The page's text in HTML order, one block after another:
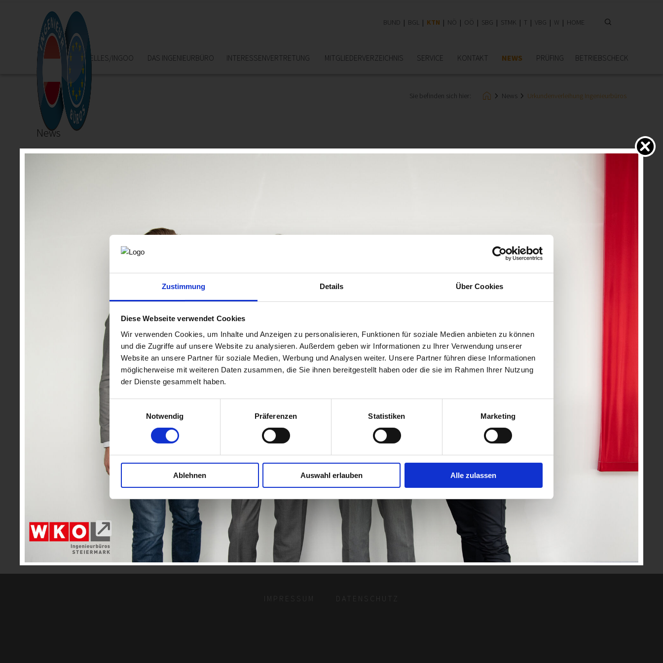
Zustimmung Details Über Cookies
Diese Webseite verwendet Cookies
Wir verwenden Cookies, um Inhalte und Anzeigen zu personalisieren, Funktionen für soziale Medien anbieten zu können
und die Zugriffe auf unsere Website zu analysieren. Außerdem geben wir Informationen zu Ihrer Verwendung unserer
Website an unsere Partner für soziale Medien, Werbung und Analysen weiter. Unsere Partner führen diese Informationen
möglicherweise mit weiteren Daten zusammen, die Sie ihnen bereitgestellt haben oder die sie im Rahmen Ihrer Nutzung
der Dienste gesammelt haben.
Notwendig
Präferenzen Statistiken Marketing
Ablehnen Auswahl erlauben Alle zulassen
BUND BGL KTN NÖ OÖ SBG STMK T VBG W HOME
HOME AKTUELLES/INGOO DAS INGENIEURBÜRO INTERESSEN­VERTRETUNG MITGLIEDER­VERZEICHNIS SERVICE KONTAKT NEWS PRÜFING BETRIEBSCHECK
Sie befinden sich hier: News Urkundenverleihung Ingenieurbüros
News
"Ich würde es wieder tun!", so lautet das Resümee unserer Ingenieurbüros, wenn sie auf ihre 20-, 25-, 30- und gar 40-jährige Selbstständigkeit zurückblicken. Am 12.05.2025 ehrte
die Fachgruppe Ingenieurbüros gemeinsam mit dem WK-Direktor Dr. Karl-Heinz Dernoscheg, MBA langjährige Branchenmitglieder und bedankte sich für den großartigen
Einsatz am Wirtschaftsstandort Steiermark. Wieder einmal zeigte sich wie vielfältig und hoch-innovativ die Branche ist. In gemütlicher Atmosphäre bot sich den Jubilaren die
Gelegenheit ihre Arbeit in den Bereichen Elektrotechnik, Geologie, Innenarchitektur, Kulturtechnik- und Wasserwirtschaft, Maschinenbau, Medizintechnik und
Verkehrswesen den Anwesenden vorzustellen und sich untereinander weiter zu vernetzen.
Abgebildete Personen in der Galerie:Auf den nachstehenden Fotos des diesjährigen Neujahrsempfangs der Fachgruppe Ingenieurbüros sind - soweit im Bild nicht anders
IMPRESSUM DATENSCHUTZ